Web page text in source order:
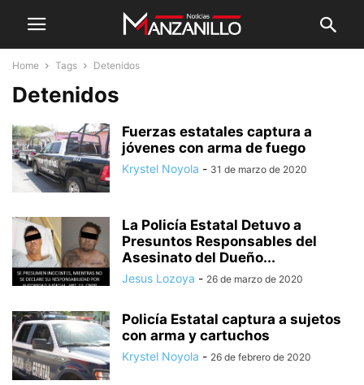
Home Tags Detenidos
Detenidos
Fuerzas estatales captura a
jóvenes con arma de fuego
Krystel Noyola - 31 de marzo de 2020
La Policía Estatal Detuvo a
Presuntos Responsables del
Asesinato del Dueño...
Jesus Lozoya - 26 de marzo de 2020
Policía Estatal captura a sujetos
con arma y cartuchos
Krystel Noyola - 26 de febrero de 2020